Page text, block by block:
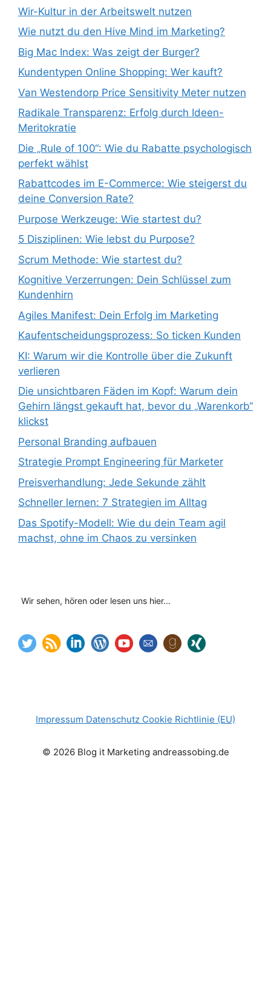
Wir-Kultur in der Arbeitswelt nutzen
Wie nutzt du den Hive Mind im Marketing?
Big Mac Index: Was zeigt der Burger?
Kundentypen Online Shopping: Wer kauft?
Van Westendorp Price Sensitivity Meter nutzen
Radikale Transparenz: Erfolg durch Ideen-
Meritokratie
Die „Rule of 100“: Wie du Rabatte psychologisch
perfekt wählst
Rabattcodes im E-Commerce: Wie steigerst du
deine Conversion Rate?
Purpose Werkzeuge: Wie startest du?
5 Disziplinen: Wie lebst du Purpose?
Scrum Methode: Wie startest du?
Kognitive Verzerrungen: Dein Schlüssel zum
Kundenhirn
Agiles Manifest: Dein Erfolg im Marketing
Kaufentscheidungsprozess: So ticken Kunden
KI: Warum wir die Kontrolle über die Zukunft
verlieren
Die unsichtbaren Fäden im Kopf: Warum dein
Gehirn längst gekauft hat, bevor du „Warenkorb“
klickst
Personal Branding aufbauen
Strategie Prompt Engineering für Marketer
Preisverhandlung: Jede Sekunde zählt
Schneller lernen: 7 Strategien im Alltag
Das Spotify-Modell: Wie du dein Team agil
machst, ohne im Chaos zu versinken
Wir sehen, hören oder lesen uns hier...
Impressum Datenschutz Cookie Richtlinie (EU)
© 2026 Blog it Marketing andreassobing.de